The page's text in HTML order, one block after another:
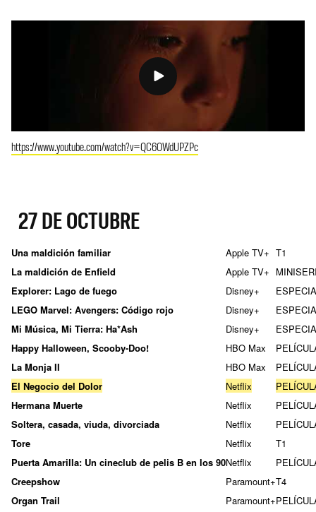
https://www.youtube.com/watch?v=QC6OWdUPZPc
27 DE OCTUBRE
Una maldición familiar Apple TV+ T1
La maldición de Enfield
Apple TV+
Explorer: Lago de fuego
Disney+
LEGO Marvel: Avengers: Código rojo
Disney+
Mi Música, Mi Tierra: Ha*Ash
Disney+
Happy Halloween, Scooby-Doo!
HBO Max
La Monja II
HBO Max
El Negocio del Dolor
Netflix
Hermana Muerte
Netflix
Soltera, casada, viuda, divorciada
Netflix
Tore
Netflix
T1
Puerta Amarilla: Un cineclub de pelis B en los 90Netflix
Creepshow
Paramount+T4
Organ Trail
Paramount+